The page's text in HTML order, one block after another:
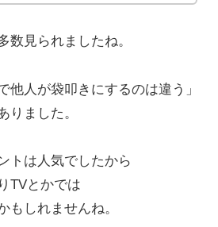
数見られましたね。
他人が袋叩きにするのは違う」
りました。
トは人気でしたから
TVとかでは
もしれませんね。